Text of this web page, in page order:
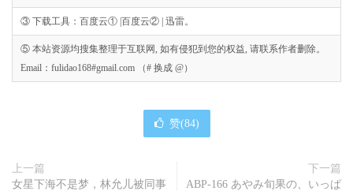
③ 下载工具：百度云① |百度云② | 迅雷。
⑤ 本站资源均搜集整理于互联网, 如有侵犯到您的权益, 请联系作者删除。
Email：fulidao168#gmail.com （# 换成 @）
赞(84)
上一篇
女星下海不是梦，林允儿被同事
下一篇
ABP-166 あやみ旬果の、いっぱ